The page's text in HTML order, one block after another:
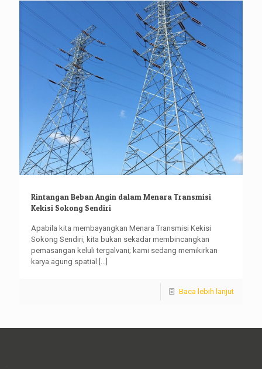
Rintangan Beban Angin dalam Menara Transmisi
Kekisi Sokong Sendiri
Apabila kita membayangkan Menara Transmisi Kekisi
Sokong Sendiri, kita bukan sekadar membincangkan
pemasangan keluli tergalvani; kami sedang memikirkan
karya agung spatial
[...]
Baca lebih lanjut